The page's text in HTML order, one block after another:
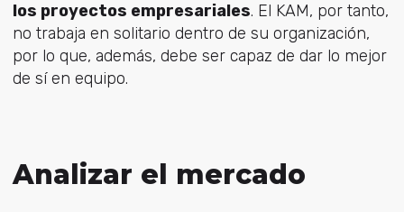
los proyectos empresariales. El KAM, por tanto,
no trabaja en solitario dentro de su organización,
por lo que, además, debe ser capaz de dar lo mejor
de sí en equipo.
Analizar el mercado